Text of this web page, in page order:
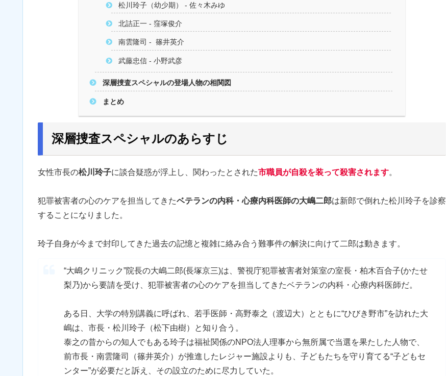
松川玲子（幼少期） - 佐々木みゆ
北詰正一 - 窪塚俊介
南雲隆司 - 篠井英介
武藤忠信 - 小野武彦
深層捜査スペシャルの登場人物の相関図
まとめ
深層捜査スペシャルのあらすじ
女性市長の松川玲子に談合疑惑が浮上し、関わったとされた市職員が自殺を装って殺害されます。
犯罪被害者の心のケアを担当してきたベテランの内科・心療内科医師の大嶋二郎は新郎で倒れた松川玲子を診察
することになりました。
玲子自身が今まで封印してきた過去の記憶と複雑に絡み合う難事件の解決に向けて二郎は動きます。
“大嶋クリニック”院長の大嶋二郎(長塚京三)は、警視庁犯罪被害者対策室の室長・柏木百合子(かたせ
梨乃)から要請を受け、犯罪被害者の心のケアを担当してきたベテランの内科・心療内科医師だ。
ある日、大学の特別講義に呼ばれ、若手医師・高野泰之（渡辺大）とともに“ひびき野市”を訪れた大
嶋は、市長・松川玲子（松下由樹）と知り合う。
泰之の昔からの知人でもある玲子は福祉関係のNPO法人理事から無所属で当選を果たした人物で、
前市長・南雲隆司（篠井英介）が推進したレジャー施設よりも、子どもたちを守り育てる“子どもセ
ンター”が必要だと訴え、その設立のために尽力していた。